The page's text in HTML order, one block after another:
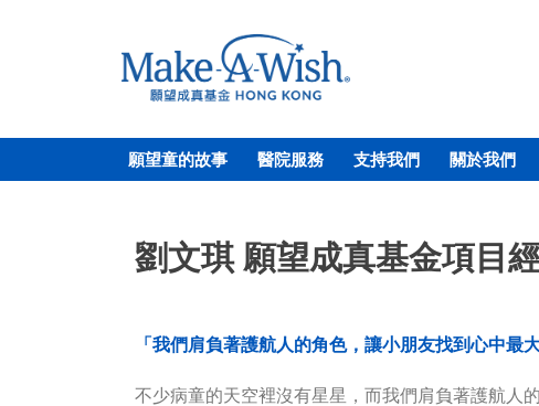
願望童的故事 醫院服務 支持我們 關於我們
劉文琪 願望成真基金項目
「我們肩負著護航人的角色，讓小朋友找到心中最
不少病童的天空裡沒有星星，而我們肩負著護航人